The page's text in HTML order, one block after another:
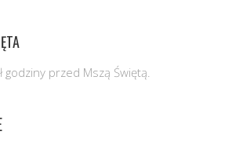
godziny przed Mszą Świętą.